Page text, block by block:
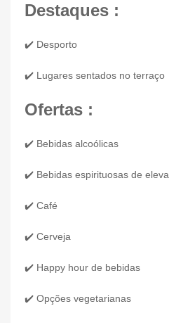
Destaques :
✔️ Desporto
✔️ Lugares sentados no terraço
Ofertas :
✔️ Bebidas alcoólicas
✔️ Bebidas espirituosas de
✔️ Café
✔️ Cerveja
✔️ Happy hour de bebidas
✔️ Opções vegetarianas